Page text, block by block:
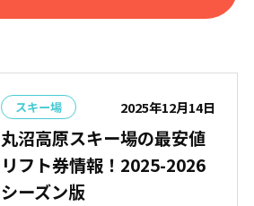
スキー場 2025年12月14日
丸沼高原スキー場の最安値
リフト券情報！2025-2026
シーズン版